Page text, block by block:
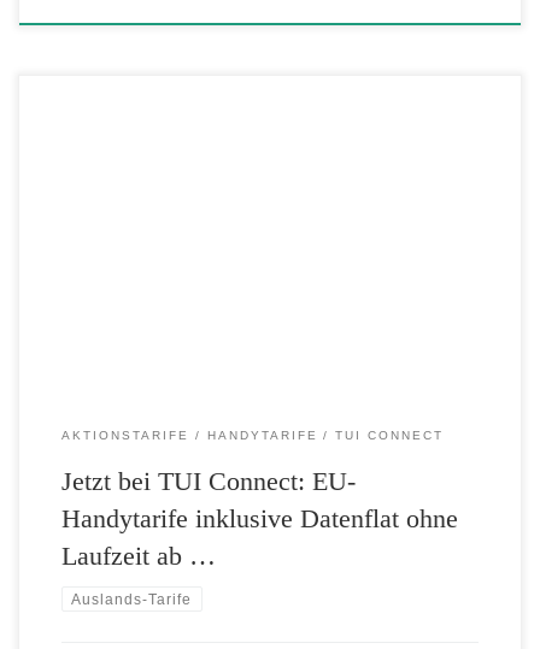
AKTIONSTARIFE HANDYTARIFE TUI CONNECT
Jetzt bei TUI Connect: EU-
Handytarife inklusive Datenflat ohne
Laufzeit ab …
Auslands-Tarife